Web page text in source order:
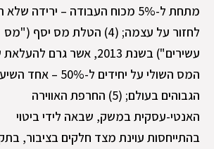
מתחת ל-5% מכוח העבודה – ירידה
לחזור על עצמה; (4) הטלת מס יסף ("מס
עשירים") בשנת 2013, אשר גרם
המס השולי על יחידים ל-50% –
הגבוהים בעולם; (5) החרפת האווירה
האנטי-עסקית במשק, שבאה לידי ביטוי
בהתייחסות עוינת מצד חלקים בציבור,